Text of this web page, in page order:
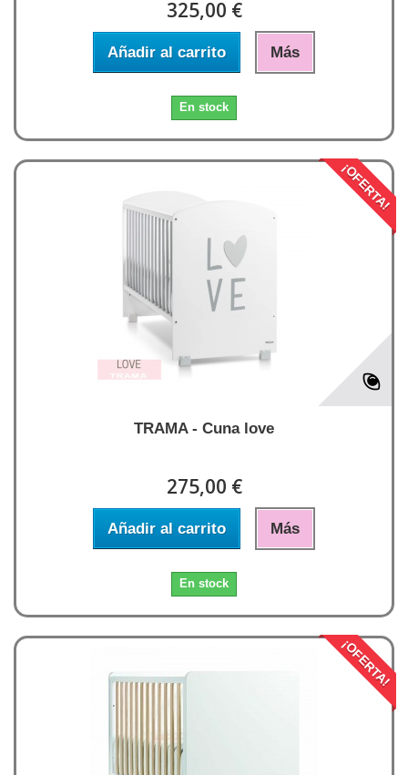
325,00 €
Añadir al carrito Más
En stock
¡OFERTA!
TRAMA - Cuna love
275,00 €
Añadir al carrito Más
En stock
¡OFERTA!